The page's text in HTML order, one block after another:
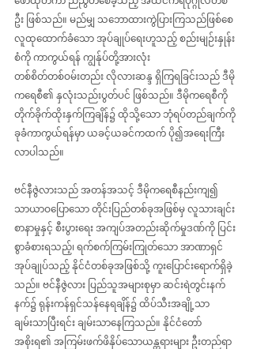
ဦး ဖြစ်သည်။ မည်မျှ သဘောထားကွဲပြားကြသည်ဖြစ်စေ
လူထုထောက်ခံသော အုပ်ချုပ်ရေးဟူသည့် စည်းမျဉ်းနှုန်း
စံကို ကာကွယ်ရန် ကျွန်ုပ်တို့အားလုံး
တစ်စိတ်တစ်ဝမ်းတည်း လိုလားဆန္ဒ ရှိကြရခြင်းသည် ဒီမို
ကရေစီ၏ နှလုံးသည်းပွတ်ပင် ဖြစ်သည်။ ဒီမိုကရေစီကို
တိုက်ခိုက်ထိုးနှက်ကြချိန်၌ ထိုသို့သော ဘုံရပ်တည်ချက်ကို
ခုခံကာကွယ်ရန်မှာ ယခင့်ယခင်ကထက် ပို၍အရေးကြီး
လာပါသည်။
ဗင်နီဇွဲလားသည် အတန်အသင့် ဒီမိုကရေစီနည်းကျ၍
သာယာဝပြောသော တိုင်းပြည်တစ်ခုအဖြစ်မှ လူသားချင်း
စာနာမှုနှင့် စီးပွားရေး အကျပ်အတည်းဆိုက်မှုဒဏ်ကို ပြင်း
စွာခံစားရသည့်၊ ရက်စက်ကြမ်းကြုတ်သော အာဏာရှင်
အုပ်ချုပ်သည့် နိုင်ငံတစ်ခုအဖြစ်သို့ ကူးပြောင်းရောက်ရှိခဲ့
သည်။ ဗင်နီဇွဲလား ပြည်သူအများစုမှာ ဆင်းရဲတွင်းနက်
နက်၌ ရုန်းကန်ရှင်သန်နေရချိန်၌ ထိပ်သီးအချို့သာ
ချမ်းသာပြီးရင်း ချမ်းသာနေကြသည်။ နိုင်ငံတော်
အစိုးရ၏ အကြမ်းဖက်ဖိနှိပ်သောယန္တရားများ ဦးတည်ရာ